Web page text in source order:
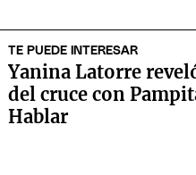
TE PUEDE INTERESAR
Yanina Latorre
del cruce con
Hablar